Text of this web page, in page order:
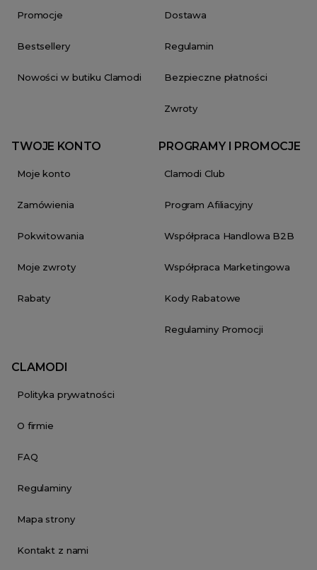
Promocje
Bestsellery
Nowości w butiku Clamodi
Dostawa
Regulamin
Bezpieczne płatności
Zwroty
TWOJE KONTO
Moje konto
Zamówienia
Pokwitowania
Moje zwroty
Rabaty
PROGRAMY I PROMOCJE
Clamodi Club
Program Afiliacyjny
Współpraca Handlowa B2B
Współpraca Marketingowa
Kody Rabatowe
Regulaminy Promocji
CLAMODI
Polityka prywatności
O firmie
FAQ
Regulaminy
Mapa strony
Kontakt z nami